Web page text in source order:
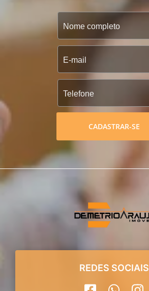
CADASTRAR-SE
REDES SOCIAIS